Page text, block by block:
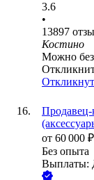
3.6
•
13897
Костино
Можно
Продавец-
от 60 000 ₽
Без опыта
Выплаты: